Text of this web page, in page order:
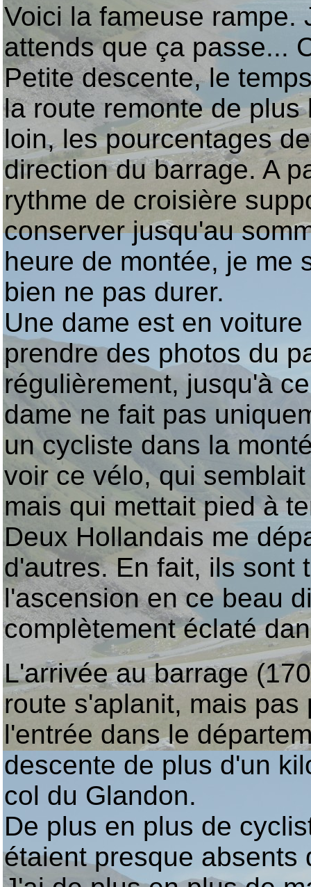
Voici la fameuse rampe.
attends que ça passe...
Petite descente, le
la route remonte de
loin, les pourcentages
direction du barrage. A
rythme de croisière
conserver jusqu'au
heure de montée, je me
bien ne pas durer.
Une dame est en
prendre des photos du
régulièrement, jusqu'à
dame ne fait pas
un cycliste dans la
voir ce vélo, qui
mais qui mettait pied à
Deux Hollandais me
d'autres. En fait, ils sont
l'ascension en ce beau
complètement éclaté
L'arrivée au barrage
route s'aplanit, mais pas
l'entrée dans le
descente de plus d'un
col du Glandon.
De plus en plus de
étaient presque absents